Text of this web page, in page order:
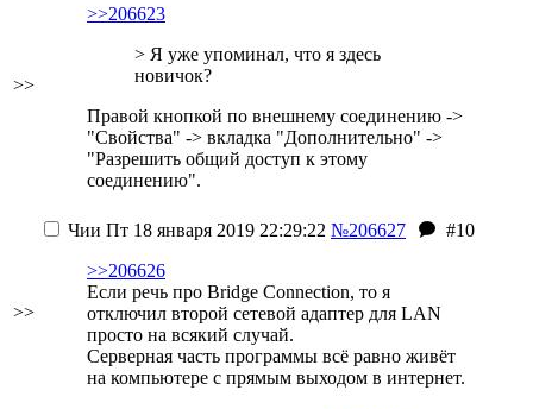
>>
>>206623
> Я уже упоминал, что я здесь
новичок?
Правой кнопкой по внешнему соединению ->
"Свойства" -> вкладка "Дополнительно" ->
"Разрешить общий доступ к этому
соединению".
>>
Чии Пт 18 января 2019 22:29:22 №206627
#10
>>206626
Если речь про Bridge Connection, то я
отключил второй сетевой адаптер для LAN
просто на всякий случай.
Серверная часть программы всё равно живёт
на компьютере с прямым выходом в интернет.